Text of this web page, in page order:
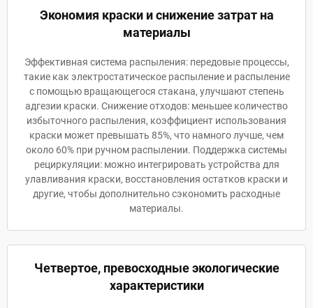
Экономия краски и снижение затрат на
материалы
Эффективная система распыления: передовые процессы,
такие как электростатическое распыление и распыление
с помощью вращающегося стакана, улучшают степень
адгезии краски. Снижение отходов: меньшее количество
избыточного распыления, коэффициент использования
краски может превышать 85%, что намного лучше, чем
около 60% при ручном распылении. Поддержка системы
рециркуляции: можно интегрировать устройства для
улавливания краски, восстановления остатков краски и
другие, чтобы дополнительно сэкономить расходные
материалы.
Четвертое, превосходные экологические
характеристики